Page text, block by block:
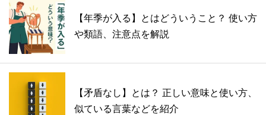
【年季が入る】とはどういうこと？ 使い方
や類語、注意点を解説
【矛盾なし】とは？ 正しい意味と使い方、
似ている言葉などを紹介